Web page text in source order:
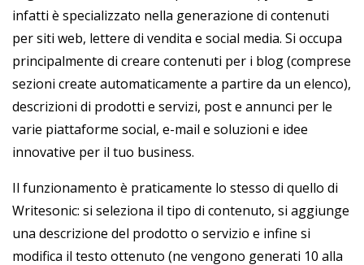
infatti è specializzato nella generazione di contenuti
per siti web, lettere di vendita e social media. Si occupa
principalmente di creare contenuti per i blog (comprese
sezioni create automaticamente a partire da un elenco),
descrizioni di prodotti e servizi, post e annunci per le
varie piattaforme social, e-mail e soluzioni e idee
innovative per il tuo business.
Il funzionamento è praticamente lo stesso di quello di
Writesonic: si seleziona il tipo di contenuto, si aggiunge
una descrizione del prodotto o servizio e infine si
modifica il testo ottenuto (ne vengono generati 10 alla